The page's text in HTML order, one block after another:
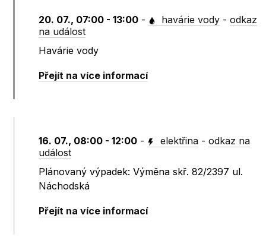
20. 07., 07:00 - 13:00 - havárie vody -odkaz
na událost
Havárie vody
Přejít na více informací
16. 07., 08:00 - 12:00 - elektřina -odkaz na
událost
Plánovaný výpadek: Výměna skř. 82/2397 ul.
Náchodská
Přejít na více informací